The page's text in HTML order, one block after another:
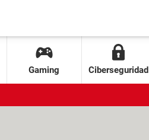
Gaming Ciberseguridad